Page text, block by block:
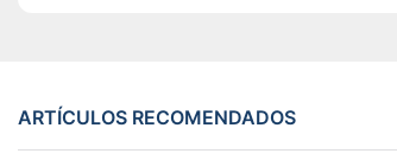
ARTÍCULOS RECOMENDADOS